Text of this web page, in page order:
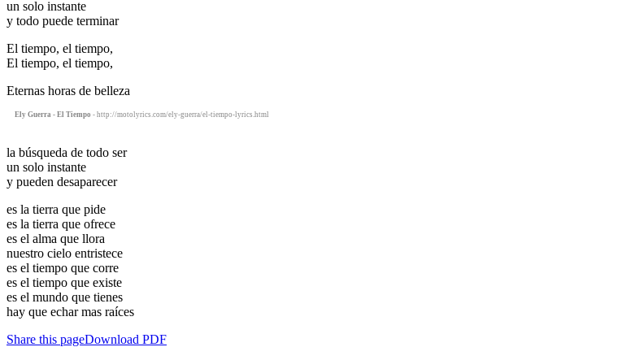
un solo instante
y todo puede terminar
El tiempo, el tiempo,
El tiempo, el tiempo,
Eternas horas de belleza
Ely Guerra - El Tiempo - http://motolyrics.com/ely-guerra/el-tiempo-lyrics.html
la búsqueda de todo ser
un solo instante
y pueden desaparecer
es la tierra que pide
es la tierra que ofrece
es el alma que llora
nuestro cielo entristece
es el tiempo que corre
es el tiempo que existe
es el mundo que tienes
hay que echar mas raíces
Share this pageDownload PDF